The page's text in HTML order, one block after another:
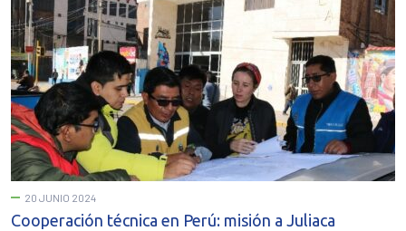
20 JUNIO 2024
Cooperación técnica en Perú: misión a Juliaca